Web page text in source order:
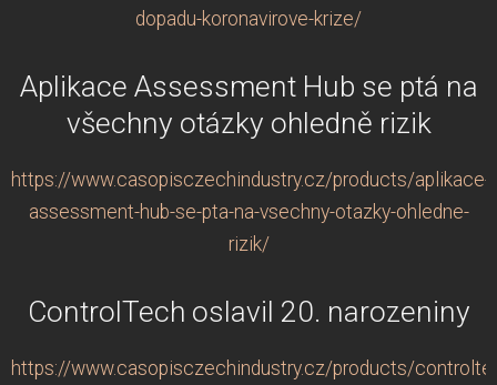
dopadu-koronavirove-krize/
Aplikace Assessment Hub se ptá na
všechny otázky ohledně rizik
https://www.casopisczechindustry.cz/products/aplikace-
assessment-hub-se-pta-na-vsechny-otazky-ohledne-
rizik/
ControlTech oslavil 20. narozeniny
https://www.casopisczechindustry.cz/products/